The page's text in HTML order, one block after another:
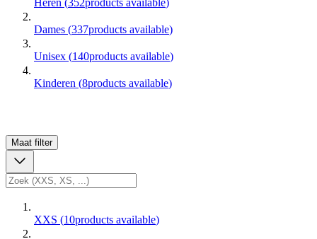
Dames (337products available)
Unisex (140products available)
Kinderen (8products available)
Maat filter
XXS (10products available)